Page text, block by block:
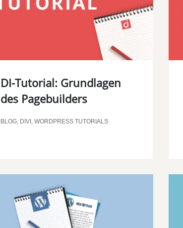
DI-Tutorial: Grundlagen
des Pagebuilders
BLOG, DIVI , WORDPRESS TUTORIALS